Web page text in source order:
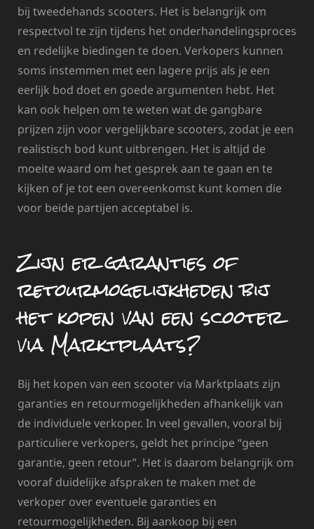
bij tweedehands scooters. Het is belangrijk om
respectvol te zijn tijdens het onderhandelingsproces
en redelijke biedingen te doen. Verkopers kunnen
soms instemmen met een lagere prijs als je een
eerlijk bod doet en goede argumenten hebt. Het
kan ook helpen om te weten wat de gangbare
prijzen zijn voor vergelijkbare scooters, zodat je een
realistisch bod kunt uitbrengen. Het is altijd de
moeite waard om het gesprek aan te gaan en te
kijken of je tot een overeenkomst kunt komen die
voor beide partijen acceptabel is.
Zijn er garanties of
retourmogelijkheden bij
het kopen van een scooter
via Marktplaats?
Bij het kopen van een scooter via Marktplaats zijn
garanties en retourmogelijkheden afhankelijk van
de individuele verkoper. In veel gevallen, vooral bij
particuliere verkopers, geldt het principe “geen
garantie, geen retour”. Het is daarom belangrijk om
vooraf duidelijke afspraken te maken met de
verkoper over eventuele garanties en
retourmogelijkheden. Bij aankoop bij een